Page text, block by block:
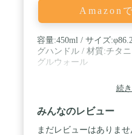
Amazon
容量:450ml / サイズ
グハンドル / 材質:チタ
グルウォール
続
みんなのレビュー
まだレビューはありませ